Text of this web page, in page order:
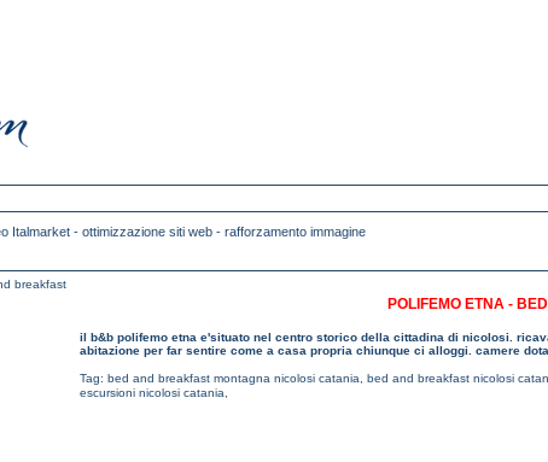
POLIFEMO ETNA -
il b&b polifemo etna e'situato nel centro storico della cittadina di nicolosi.
abitazione per far sentire come a casa propria chiunque ci alloggi. camere
Tag: bed and breakfast montagna nicolosi catania bed and breakfast nicolosi
escursioni nicolosi catania